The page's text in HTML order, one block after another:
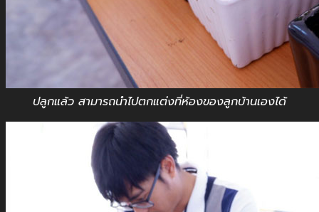
ปลูกแล้ว สามารถนำไปตกแต่งที่ห้องของลูกบ้านเองได้